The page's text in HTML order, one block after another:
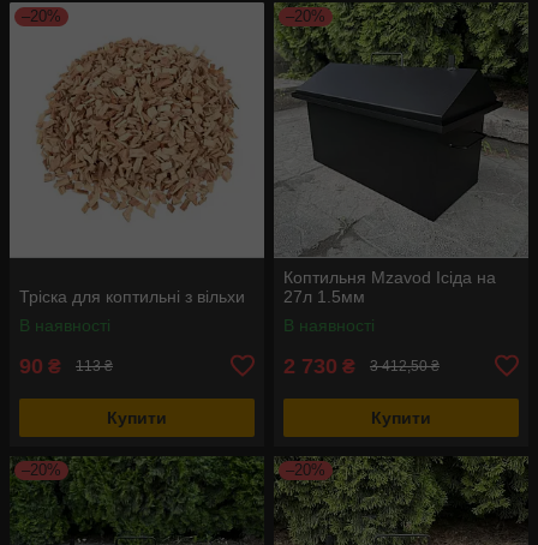
–20%
Тріска для коптильні з вільхи
В наявності
90 ₴ 113 ₴
Купити
–20%
Коптильня Mzavod Ісіда на
27л 1.5мм
В наявності
2 730 ₴ 3 412,50 ₴
Купити
–20% –20%